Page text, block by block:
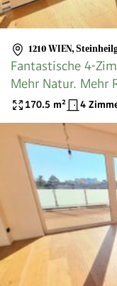
1210 WIEN,
Fantastische 4-
Mehr Natur. Mehr
WOW! Riesiger
Wintergarten +
zugreifen!
170.5 m² 4